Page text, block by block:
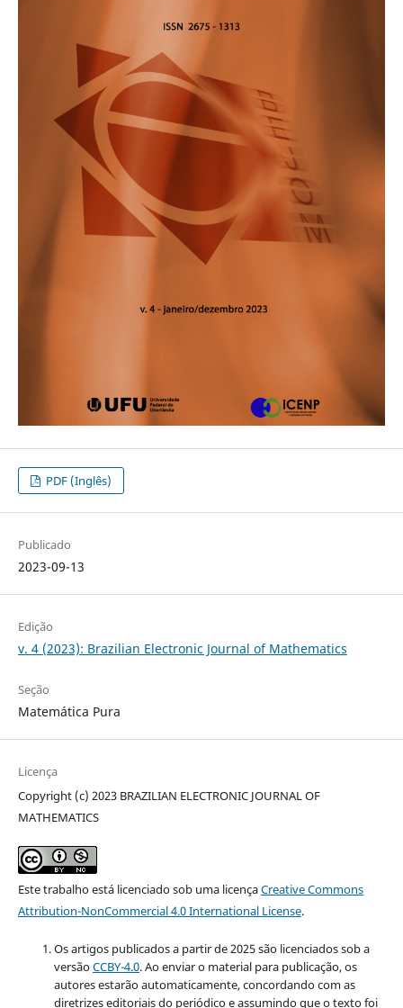
PDF (Inglês)
Publicado
2023-09-13
Edição
v. 4 (2023): Brazilian Electronic Journal of Mathematics
Seção
Matemática Pura
Licença
Copyright (c) 2023 BRAZILIAN ELECTRONIC JOURNAL OF
MATHEMATICS
Este trabalho está licenciado sob uma licençaCreative Commons
Attribution-NonCommercial 4.0 International License.
Os artigos publicados a partir de 2025 são licenciados sob a
versãoCCBY-4.0. Ao enviar o material para publicação, os
autores estarão automaticamente, concordando com as
diretrizes editoriais do periódico e assumindo que o texto foi